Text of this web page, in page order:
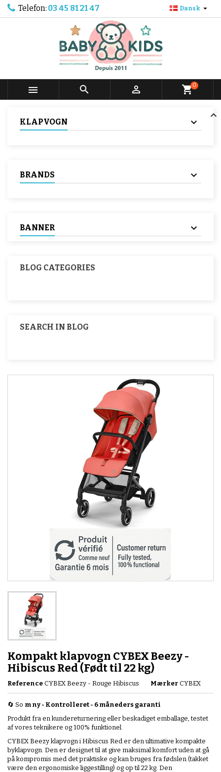
Telefon: 03 45 81 21 47 Dansk 
   shopping_cart0
KLAPVOGN
BRANDS
BANNER
BLOG CATEGORIES
SEARCH IN BLOG
Kompakt klapvogn CYBEX Beezy -
Hibiscus Red (Født til 22 kg)
Reference CYBEX Beezy - Rouge Hibiscus Mærker CYBEX
🔄 So m ny - Kontrolleret - 6 måneders garanti
Produkt fra en kundereturnering eller beskadiget emballage, testet
af vores teknikere og 100% funktionel.
CYBEX Beezy klapvogn i Hibiscus Red er den ultimative kompakte
byklapvogn. Den er designet til at give maksimal komfort uden at gå
på kompromis med det praktiske og kan bruges fra fødslen (takket
være den ergonomiske liggestilling) og op til 22 kg. Den